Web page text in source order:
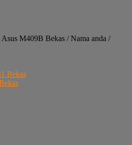
M409B Bekas / Nama anda /